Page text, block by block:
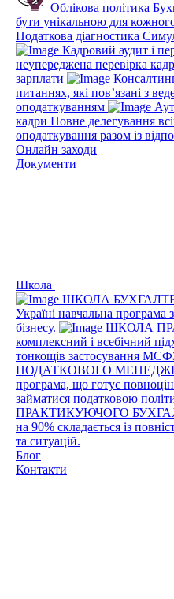
Облікова політика
бути унікальною для
Податкова діагностика
Кадровий аудит і
неупереджена перевірка
зарплати
питаннях, які пов’язані з
оподаткуванням
кадри Повне делегування
оподаткування разом із
Онлайн заходи
Документи
Школа
ШКОЛА
Україні навчальна програма
бізнесу.
ШКОЛА
комплексний і всебічний
тонкощів застосування
ПОДАТКОВОГО
програма, що готує
займатися податковою
ПРАКТИКУЮЧОГО
на 90% складається із
та ситуацій.
Блог
Контакти